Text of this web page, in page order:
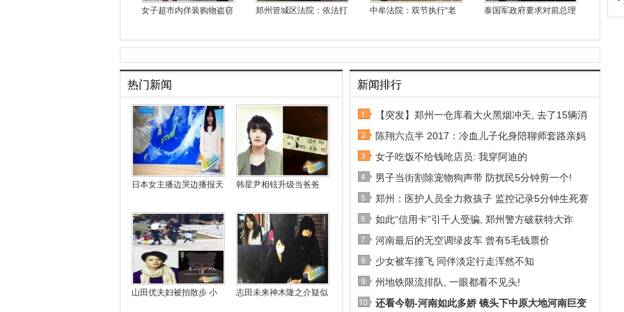
女子超市内佯装购物盗窃 郑州管城区法院：依法打 中牟法院：双节执行“老 泰国军政府要求对前总理
热门新闻
日本女主播边哭边播报天 韩星尹相铉升级当爸爸
山田优夫妇被拍散步 小 志田未来神木隆之介疑似
新闻排行
【突发】郑州一仓库着大火黑烟冲天, 去了15辆消
陈翔六点半 2017：冷血儿子化身陪聊师套路亲妈
女子吃饭不给钱呛店员: 我穿阿迪的
男子当街割除宠物狗声带 防扰民5分钟剪一个!
郑州：医护人员全力救孩子 监控记录5分钟生死赛
如此“信用卡”引千人受骗, 郑州警方破获特大诈
河南最后的无空调绿皮车 曾有5毛钱票价
少女被车撞飞 同伴淡定行走浑然不知
州地铁限流排队, 一眼都看不见头!
还看今朝-河南如此多娇 镜头下中原大地河南巨变